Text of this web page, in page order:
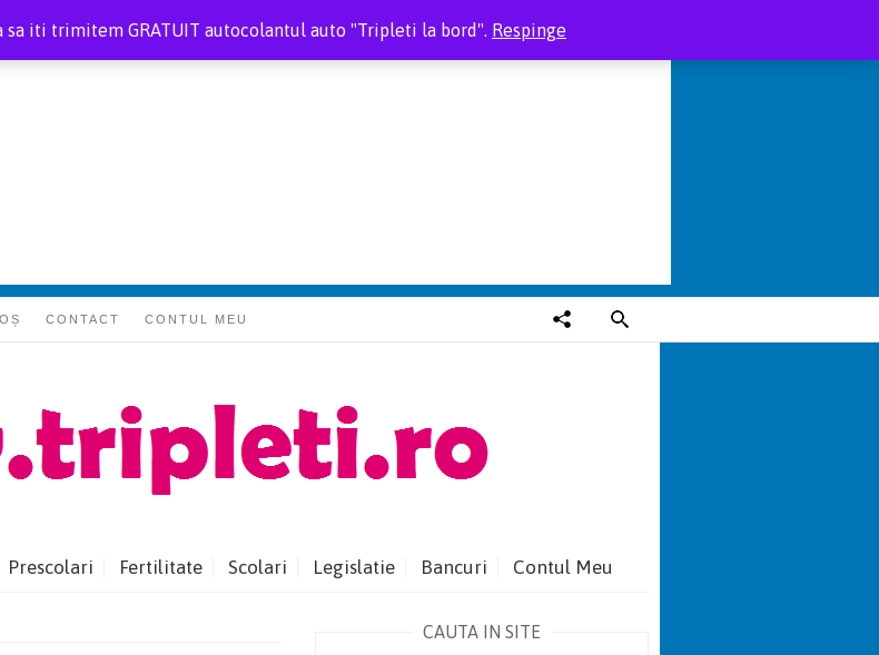
CONTACT CONTUL MEU
Prescolari Fertilitate Scolari Legislatie Bancuri Contul Meu
CAUTA IN SITE
iti trimitem GRATUIT autocolantul auto "Tripleti la bord". Respinge